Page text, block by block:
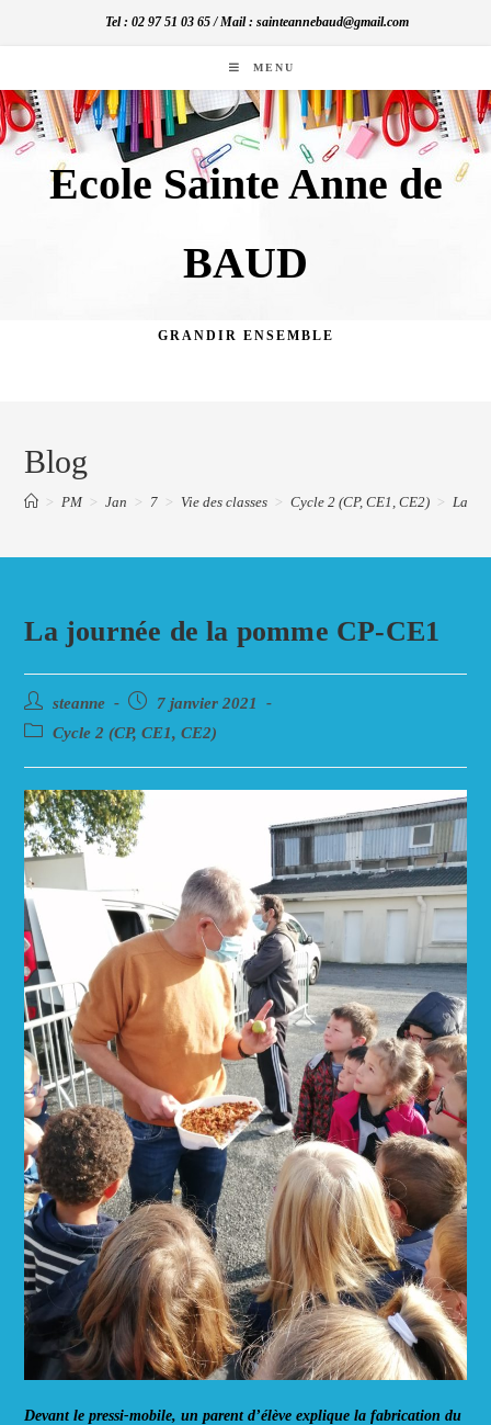
Tel : 02 97 51 03 65 / Mail : sainteannebaud@gmail.com
MENU
Ecole Sainte Anne de
BAUD
GRANDIR ENSEMBLE
Blog
> PM > Jan > 7 > Vie des classes > Cycle 2 (CP, CE1, CE2) > La
La journée de la pomme CP-CE1
Auteur/autrice
de
publication :
steanne
Post
published:
7 janvier 2021
Post
Cycle 2 (CP, CE1, CE2)
Devant le pressi-mobile, un parent d’élève explique la fabrication du